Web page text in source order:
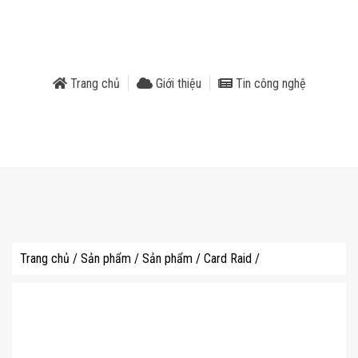
Trang chủ Giới thiệu Tin công nghệ
Trang chủ / Sản phẩm / Sản phẩm / Card Raid /